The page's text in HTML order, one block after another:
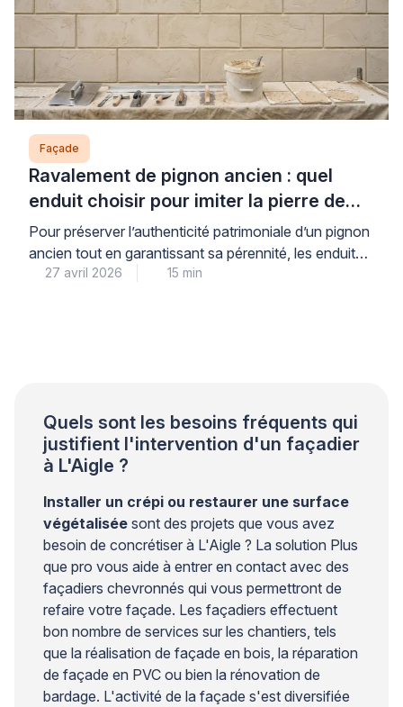
Façade
Ravalement de pignon ancien : quel
enduit choisir pour imiter la pierre de
taille ?
Pour préserver l’authenticité patrimoniale d’un pignon
ancien tout en garantissant sa pérennité, les enduits à
la chaux traditionnels constituent la solution de
27 avril 2026 15 min
Quels sont les besoins fréquents qui
justifient l'intervention d'un façadier
à L'Aigle ?
Installer un crépi ou restaurer une surface
végétalisée sont des projets que vous avez
besoin de concrétiser à L'Aigle ? La solution Plus
que pro vous aide à entrer en contact avec des
façadiers chevronnés qui vous permettront de
refaire votre façade. Les façadiers effectuent
bon nombre de services sur les chantiers, tels
que la réalisation de façade en bois, la réparation
de façade en PVC ou bien la rénovation de
bardage. L'activité de la façade s'est diversifiée